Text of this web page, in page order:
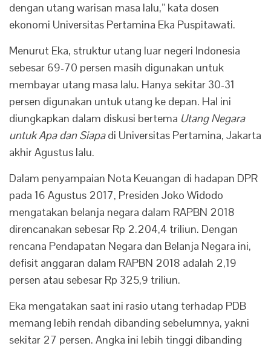
dengan utang warisan masa lalu,” kata dosen
ekonomi Universitas Pertamina Eka Puspitawati.
Menurut Eka, struktur utang luar negeri Indonesia
sebesar 69-70 persen masih digunakan untuk
membayar utang masa lalu. Hanya sekitar 30-31
persen digunakan untuk utang ke depan. Hal ini
diungkapkan dalam diskusi bertema Utang Negara
untuk Apa dan Siapadi Universitas Pertamina, Jakarta
akhir Agustus lalu.
Dalam penyampaian Nota Keuangan di hadapan DPR
pada 16 Agustus 2017, Presiden Joko Widodo
mengatakan belanja negara dalam RAPBN 2018
direncanakan sebesar Rp 2.204,4 triliun. Dengan
rencana Pendapatan Negara dan Belanja Negara ini,
defisit anggaran dalam RAPBN 2018 adalah 2,19
persen atau sebesar Rp 325,9 triliun.
Eka mengatakan saat ini rasio utang terhadap PDB
memang lebih rendah dibanding sebelumnya, yakni
sekitar 27 persen. Angka ini lebih tinggi dibanding